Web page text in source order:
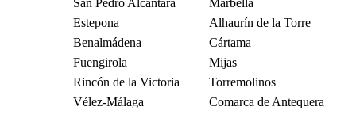
San Pedro Alcántara
Marbella
Estepona
Alhaurín de la Torre
Benalmádena
Cártama
Fuengirola
Mijas
Rincón de la Victoria
Torremolinos
Vélez-Málaga
Comarca de Antequera